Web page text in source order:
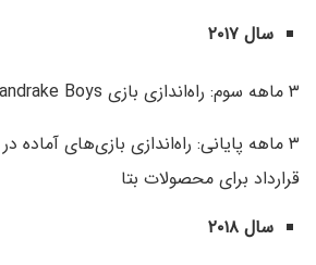
سال ۲۰۱۷
۳ ماهه سوم: راه‌اندازی بازی Mandrake Boys
قرارداد برای محصولات بتا
سال ۲۰۱۸